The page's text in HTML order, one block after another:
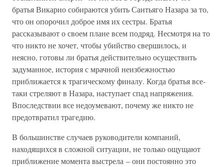
братья Викарио собираются убить Сантьяго Назара за то,
что он опорочил доброе имя их сестры. Братья
рассказывают о своем плане всем подряд. Несмотря на то
что никто не хочет, чтобы убийство свершилось, и
неясно, готовы ли братья действительно осуществить
задуманное, история с мрачной неизбежностью
приближается к трагическому финалу. Когда братья все-
таки стреляют в Назара, наступает спад напряжения.
Впоследствии все недоумевают, почему же никто не
предотвратил трагедию.
В большинстве случаев руководители компаний,
находящихся в сложной ситуации, не только ощущают
приближение момента выстрела – они постоянно это